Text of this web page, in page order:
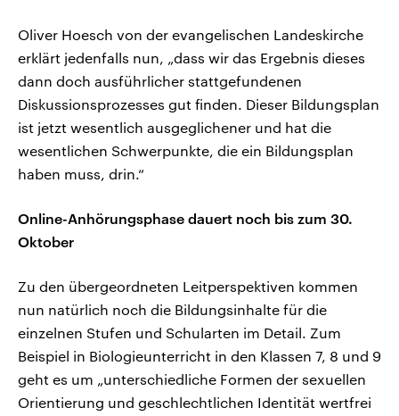
Oliver Hoesch von der evangelischen Landeskirche
erklärt jedenfalls nun, „dass wir das Ergebnis dieses
dann doch ausführlicher stattgefundenen
Diskussionsprozesses gut finden. Dieser Bildungsplan
ist jetzt wesentlich ausgeglichener und hat die
wesentlichen Schwerpunkte, die ein Bildungsplan
haben muss, drin.“
Online-Anhörungsphase dauert noch bis zum 30.
Oktober
Zu den übergeordneten Leitperspektiven kommen
nun natürlich noch die Bildungsinhalte für die
einzelnen Stufen und Schularten im Detail. Zum
Beispiel in Biologieunterricht in den Klassen 7, 8 und 9
geht es um „unterschiedliche Formen der sexuellen
Orientierung und geschlechtlichen Identität wertfrei